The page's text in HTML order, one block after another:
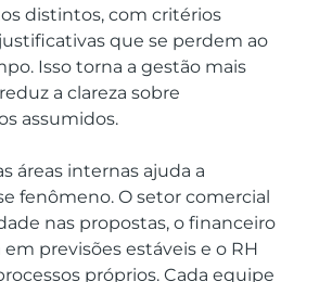
distintos, com critérios
que se perdem ao
Isso torna a gestão mais
a clareza sobre
assumidos.
áreas internas ajuda a
fenômeno. O setor comercial
nas propostas, o financeiro
previsões estáveis e o RH
próprios. Cada equipe